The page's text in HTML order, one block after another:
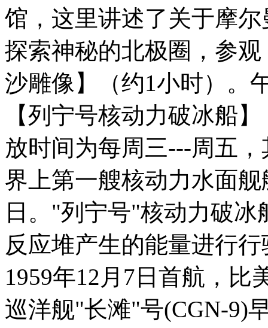
馆，这里讲述了关于摩
探索神秘的北极圈，参
沙雕像】（约1小时）。
【列宁号核动力破冰船
放时间为每周三---周五
界上第一艘核动力水面
日。"列宁号"核动力破
反应堆产生的能量进行
1959年12月7日首航，比
巡洋舰"长滩"号(CGN-9)